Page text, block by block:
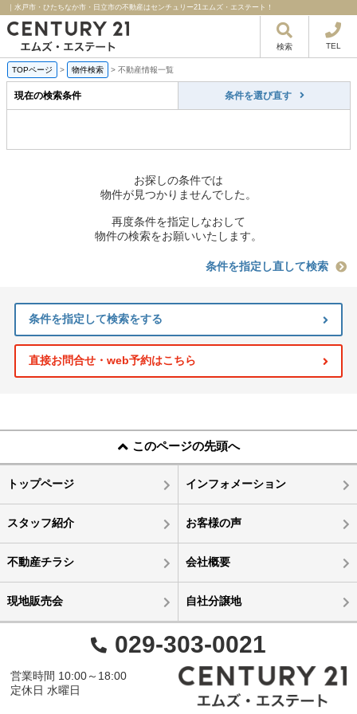
｜水戸市・ひたちなか市・日立市の不動産はセンチュリー21エムズ・エステート！
検索 TEL
TOPページ > 物件検索 > 不動産情報一覧
現在の検索条件 条件を選び直す
お探しの条件では
物件が見つかりませんでした。
再度条件を指定しなおして
物件の検索をお願いいたします。
条件を指定し直して検索
条件を指定して検索をする
直接お問合せ・web予約はこちら
このページの先頭へ
トップページ インフォメーション
スタッフ紹介 お客様の声
不動産チラシ 会社概要
現地販売会 自社分譲地
029-303-0021
営業時間 10:00～18:00
定休日 水曜日